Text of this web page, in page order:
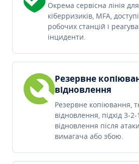
Окрема сервісна лінія
кіберризиків, MFA,
робочих станцій і
інциденти.
Резервне
відновлення
Резервне копіювання,
відновлення, підхід 3-2-
відновлення після
вимагача або збою.